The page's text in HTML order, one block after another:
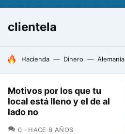
clientela
HOY SE HABLA DE
Hacienda Dinero Alemania
Motivos por los que tu
local está lleno y el de al
lado no
0 COMENTARIOS
HACE 8 AÑOS